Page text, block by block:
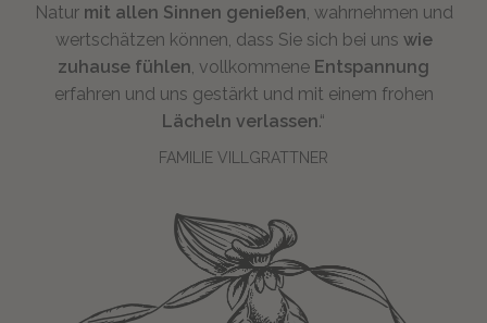
Natur mit allen Sinnen genießen, wahrnehmen und
wertschätzen können, dass Sie sich bei uns wie
zuhause fühlen, vollkommene Entspannung
erfahren und uns gestärkt und mit einem frohen
Lächeln verlassen.“
FAMILIE VILLGRATTNER